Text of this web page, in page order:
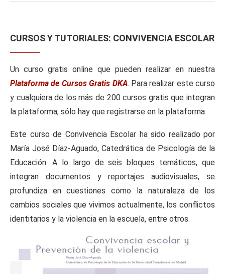
CURSOS Y TUTORIALES: CONVIVENCIA ESCOLAR
Un curso gratis online que pueden realizar en nuestra
Plataforma de Cursos Gratis DKA. Para realizar este curso
y cualquiera de los más de 200 cursos gratis que integran
la plataforma, sólo hay que registrarse en la plataforma.
Este curso de Convivencia Escolar ha sido realizado por
María José Díaz-Aguado, Catedrática de Psicología de la
Educación. A lo largo de seis bloques temáticos, que
integran documentos y reportajes audiovisuales, se
profundiza en cuestiones como la naturaleza de los
cambios sociales que vivimos actualmente, los conflictos
identitarios y la violencia en la escuela, entre otros.